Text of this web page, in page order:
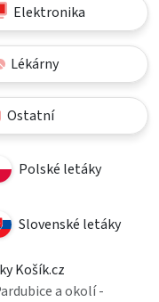
Elektronika
Lékárny
Ostatní
Polské letáky
Slovenské letáky
Košík.cz
a okolí -